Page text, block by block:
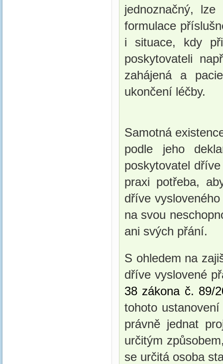
jednoznačný,
formulace
i situace, kdy
poskytovateli
zahájená a
ukončení léčby.
Samotná
podle jeho
poskytovatel
praxi potřeba,
dříve
na svou
ani svých přání.
S ohledem na
dříve vyslovené
38 zákona č. 89/
tohoto
právně jednat
určitým
se určitá osoba